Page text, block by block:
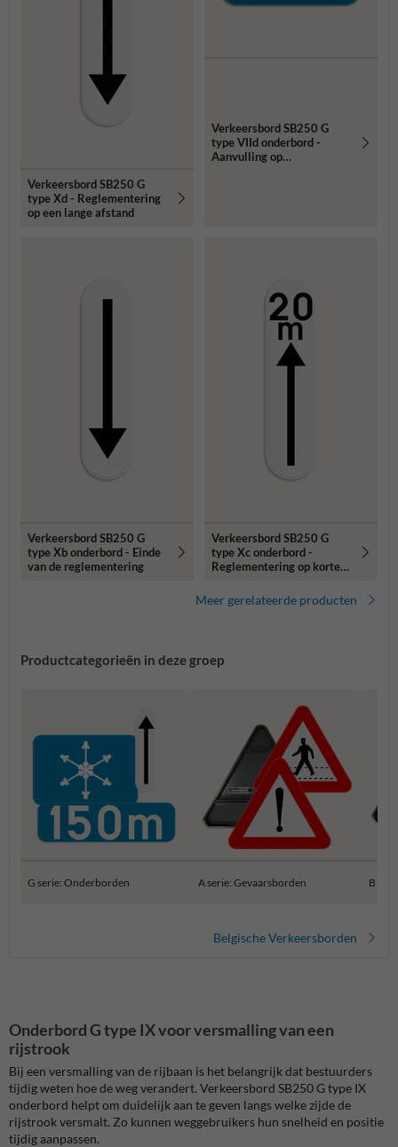
Verkeersbord SB250 G
type Xd - Reglementering
op een lange afstand
Verkeersbord SB250 G
type VIId onderbord -
Aanvulling op
Verkeersbord SB250 G
type Xb onderbord - Einde
van de reglementering
Verkeersbord SB250 G
type Xc onderbord -
Reglementering op korte
Meer gerelateerde producten
Productcategorieën in deze groep
G serie: Onderborden A serie: Gevaarsborden B
Belgische Verkeersborden
Onderbord G type IX voor versmalling van een
rijstrook
Bij een versmalling van de rijbaan is het belangrijk dat bestuurders
tijdig weten hoe de weg verandert. Verkeersbord SB250 G type IX
onderbord helpt om duidelijk aan te geven langs welke zijde de
rijstrook versmalt. Zo kunnen weggebruikers hun snelheid en positie
tijdig aanpassen.